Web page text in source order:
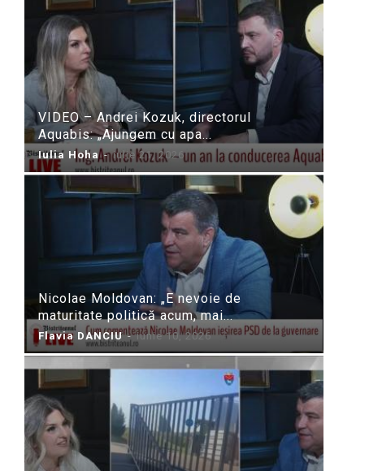
VIDEO – Andrei Kozuk, directorul
Aquabis: „Ajungem cu apa...
Iulia Hoha - iulie 21, 2026
Nicolae Moldovan: „E nevoie de
maturitate politică acum, mai...
Flavia DANCIU - iunie 10, 2026